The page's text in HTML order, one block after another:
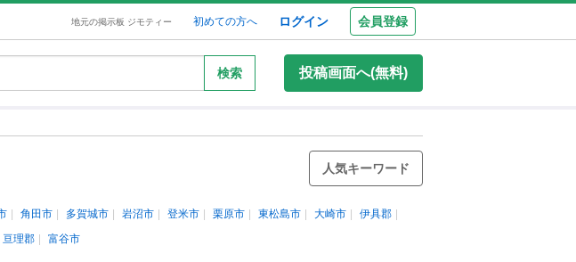
地元の掲示板 ジモティー 初めての方へ ログイン 会員登録
検索 投稿画面へ(無料)
人気キーワード
角田市 多賀城市 岩沼市 登米市 栗原市 東松島市 大崎市
伊具郡
亘理郡 富谷市